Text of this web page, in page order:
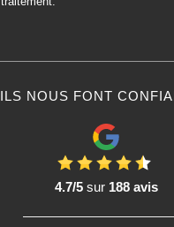
ILS NOUS FONT
4.7/5sur 188 avis